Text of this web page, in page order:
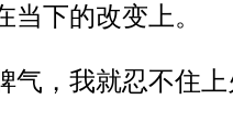
下的改变上。
气，我就忍不住